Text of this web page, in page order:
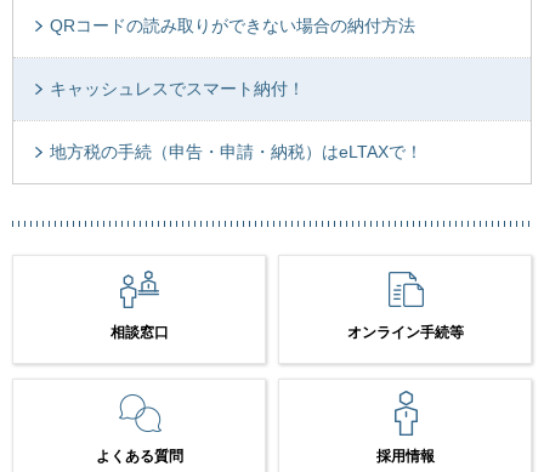
QRコードの読み取りができない場合の納付方法
キャッシュレスでスマート納付！
地方税の手続（申告・申請・納税）はeLTAXで！
相談窓口 オンライン手続等
よくある質問 採用情報